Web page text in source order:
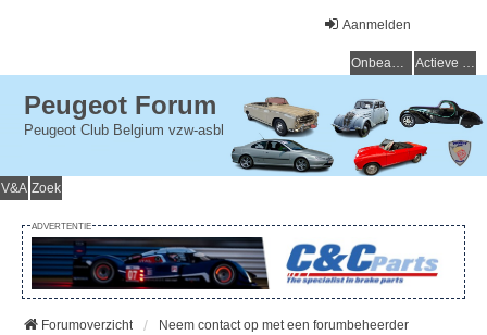
Aanmelden
Onbeantwoorde onderwerpen Actieve onderwerpen
Peugeot Forum
Peugeot Club Belgium vzw-asbl
V&A Zoek
ADVERTENTIE
Forumoverzicht Neem contact op met een forumbeheerder